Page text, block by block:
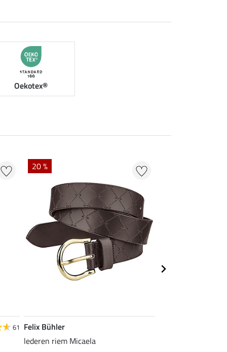
Oekotex®
61
20 %
Felix Bühler
lederen riem Micaela